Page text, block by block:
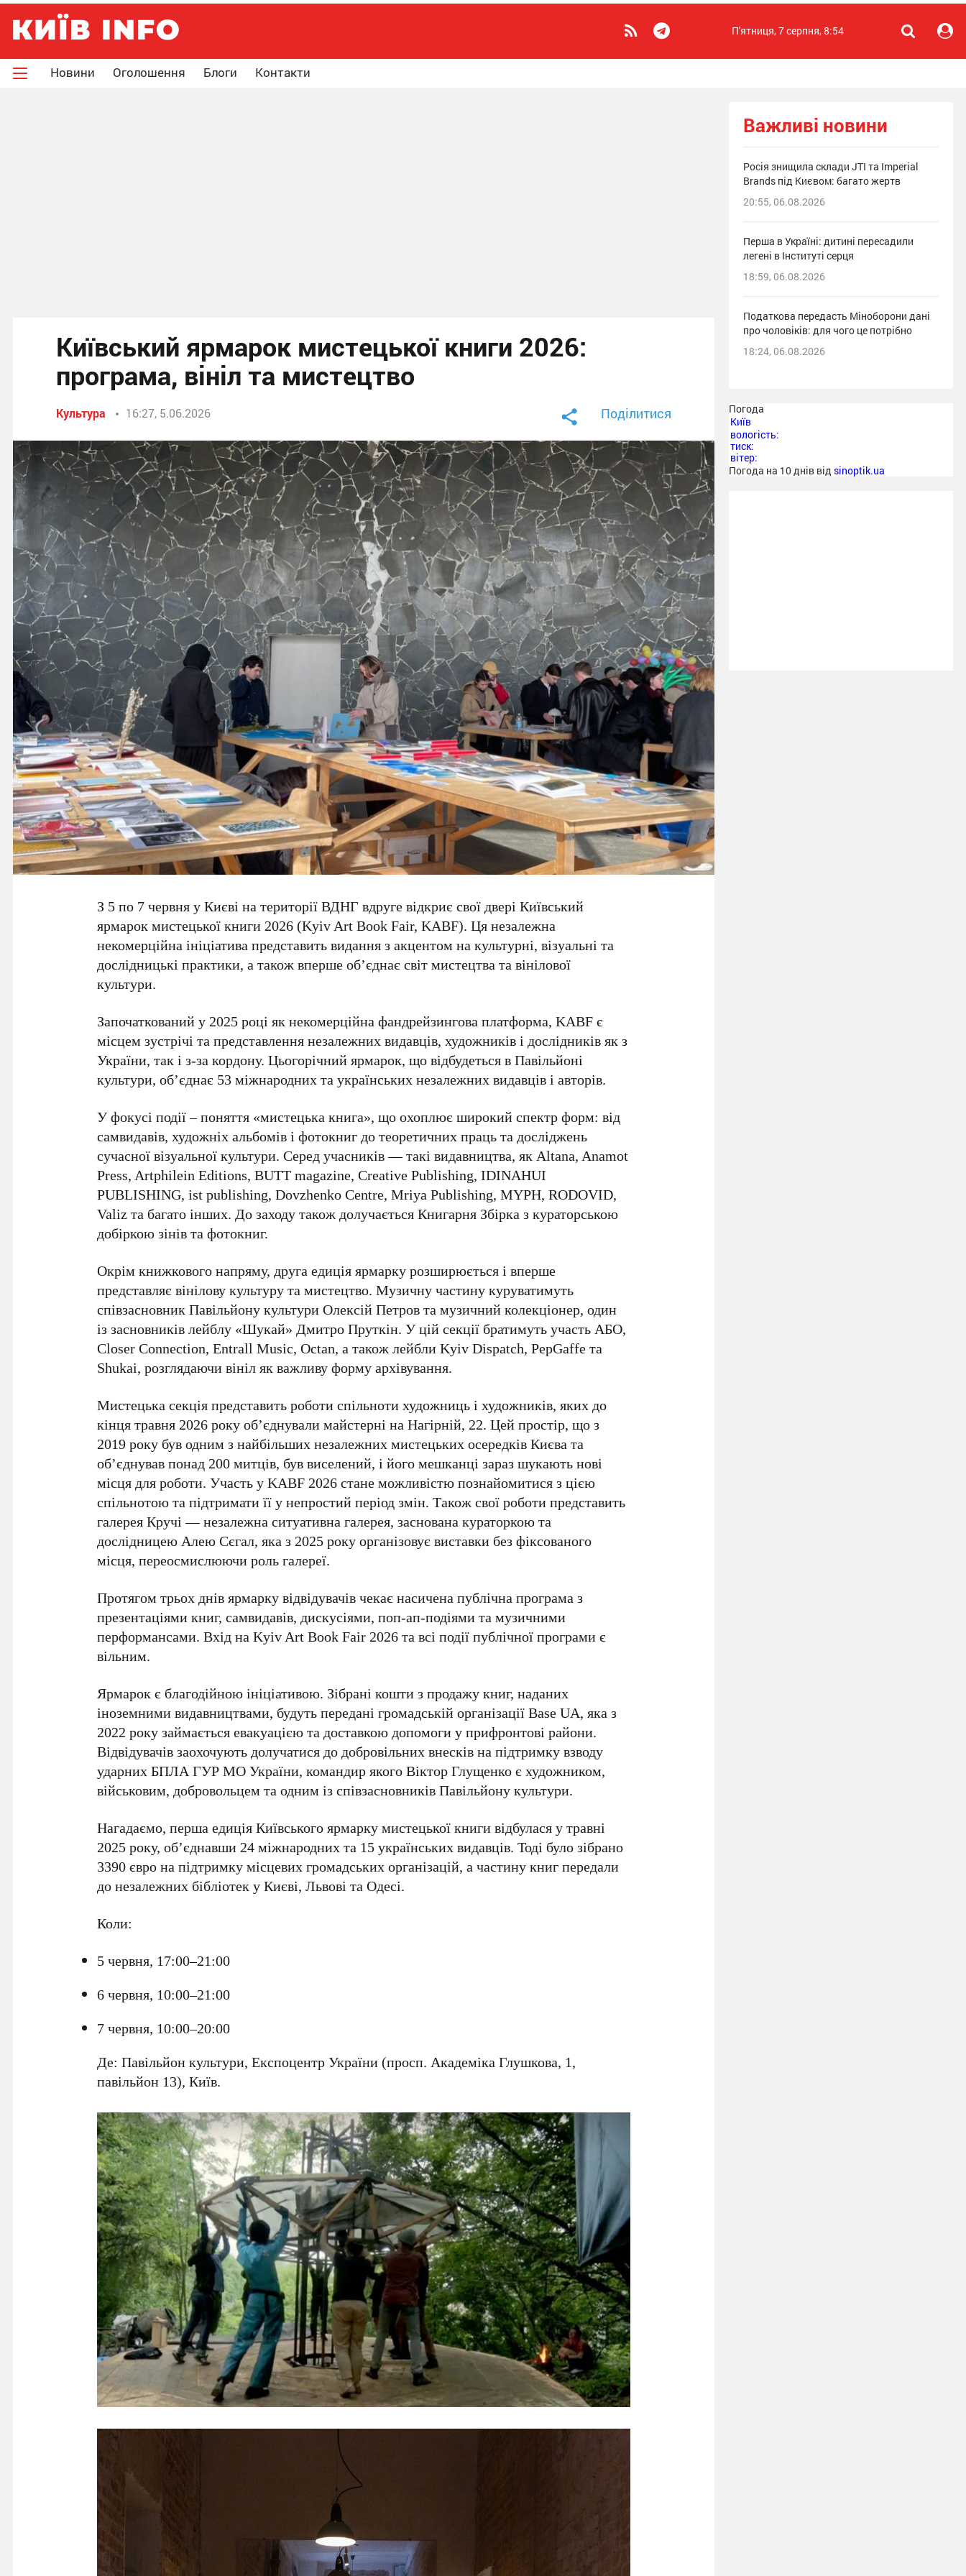
П'ятниця, 7 серпня, 8:54
Новини Оголошення Блоги Контакти
Київський ярмарок мистецької книги 2026:
програма, вініл та мистецтво
Культура 16:27, 5.06.2026 Поділитися
З 5 по 7 червняуКиєві на територіїВДНГ вдруге відкриє свої дверіКиївський
ярмарок мистецької книги 2026 (Kyiv Art Book Fair, KABF). Ця незалежна
некомерційна ініціатива представить видання з акцентом на культурні, візуальні та
дослідницькі практики, а також вперше об’єднає світ мистецтва та вінілової
культури.
Започаткований у2025 році як некомерційна фандрейзингова платформа,KABFє
місцем зустрічі та представлення незалежних видавців, художників і дослідників як з
України, так і з-за кордону. Цьогорічний ярмарок, що відбудеться вПавільйоні
культури, об’єднає 53міжнародних та українських незалежних видавців і авторів.
У фокусі події – поняття «мистецька книга», що охоплює широкий спектр форм: від
самвидавів, художніх альбомів і фотокниг до теоретичних праць та досліджень
сучасної візуальної культури. Серед учасників — такі видавництва, як Altana, Anamot
Press, Artphilein Editions, BUTT magazine, Creative Publishing, IDINAHUI
PUBLISHING, ist publishing, Dovzhenko Centre, Mriya Publishing, MYPH, RODOVID,
Valiz та багато інших. До заходу також долучаєтьсяКнигарня Збірказ кураторською
добіркою зінів та фотокниг.
Окрім книжкового напряму, друга едиція ярмарку розширюється і вперше
представляє вінілову культуру та мистецтво. Музичну частину куруватимуть
співзасновникПавільйону культури Олексій Петровта музичний колекціонер, один
із засновників лейблу «Шукай»Дмитро Пруткін. У цій секції братимуть участь АБО,
Closer Connection, Entrall Music, Octan, а також лейбли Kyiv Dispatch, PepGaffe та
Shukai, розглядаючи вініл як важливу форму архівування.
Мистецька секція представить роботи спільноти художниць і художників, яких до
кінцятравня 2026 рокуоб’єднували майстерні наНагірній, 22. Цей простір, що з
2019 року був одним з найбільших незалежних мистецьких осередківКиєвата
об’єднував понад200митців, був виселений, і його мешканці зараз шукають нові
місця для роботи. Участь уKABF 2026стане можливістю познайомитися з цією
спільнотою та підтримати її у непростий період змін. Також свої роботи представить
галереяКручі— незалежна ситуативна галерея, заснована кураторкою та
дослідницеюАлею Сєгал, яка з2025 рокуорганізовує виставки без фіксованого
місця, переосмислюючи роль галереї.
Протягом трьох днів ярмарку відвідувачів чекає насичена публічна програма з
презентаціями книг, самвидавів, дискусіями, поп-ап-подіями та музичними
перформансами. Вхід наKyiv Art Book Fair 2026та всі події публічної програми є
вільним.
Ярмарок є благодійною ініціативою. Зібрані кошти з продажу книг, наданих
іноземними видавництвами, будуть передані громадській організаціїBase UA, яка з
2022 рокузаймається евакуацією та доставкою допомоги у прифронтові райони.
Відвідувачів заохочують долучатися до добровільних внесків на підтримку взводу
ударних БПЛАГУР МО України, командир якогоВіктор Глущенкоє художником,
військовим, добровольцем та одним із співзасновниківПавільйону культури.
Нагадаємо, перша едиціяКиївського ярмарку мистецької книгивідбулася утравні
2025 року, об’єднавши24міжнародних та 15українських видавців. Тоді було зібрано
3390 єврона підтримку місцевих громадських організацій, а частину книг передали
до незалежних бібліотек уКиєві,Львові таОдесі.
Коли:
5 червня, 17:00–21:00
6 червня, 10:00–21:00
7 червня, 10:00–20:00
Де: Павільйон культури,Експоцентр України (просп. Академіка Глушкова, 1,
павільйон 13),Київ.
Важливі новини
Росія знищила склади JTI та Imperial
Brands під Києвом: багато жертв
20:55, 06.08.2026
Перша в Україні: дитині пересадили
легені в Інституті серця
18:59, 06.08.2026
Податкова передасть Міноборони дані
про чоловіків: для чого це потрібно
18:24, 06.08.2026
Погода
Київ
вологість:
тиск:
вітер:
Погода на 10 днів від sinoptik.ua